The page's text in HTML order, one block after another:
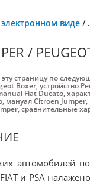
виде /
/
страницу по
Boxer,устройство
Fiat Ducato,
, мануал Citroen Jumper,
,сравнительные
автомобилей
и PSA